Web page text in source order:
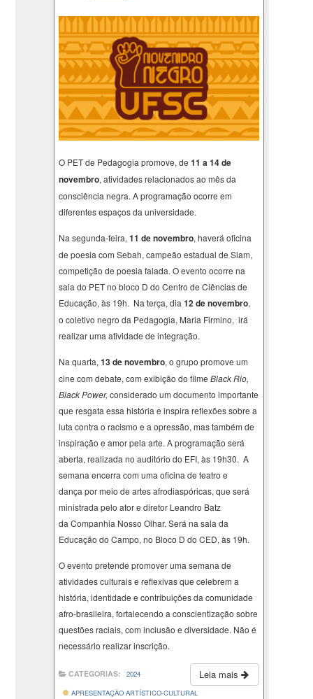
O PET de Pedagogia promove, de11 a 14 de
novembro, atividades relacionados ao mês da
consciência negra. A programação ocorre em
diferentes espaços da universidade.
Na segunda-feira, 11 de novembro, haverá oficina
de poesia com Sebah, campeão estadual de Slam,
competição de poesia falada. O evento ocorre na
sala do PET no bloco D do Centro de Ciências de
Educação, às 19h. Na terça, dia12 de novembro,
o coletivo negro da Pedagogia, Maria Firmino, irá
realizar uma atividade de integração.
Na quarta,13 de novembro, o grupo promove um
cine com debate, com exibição do filmeBlack Rio,
Black Power, considerado um documento importante
que resgata essa história e inspira reflexões sobre a
luta contra o racismo e a opressão, mas também de
inspiração e amor pela arte. A programação será
aberta, realizada no auditório do EFI, às 19h30. A
semana encerra com uma oficina de teatro e
dança por meio de artes afrodiaspóricas, que será
ministrada pelo ator e diretor Leandro Batz
da Companhia Nosso Olhar. Será na sala da
Educação do Campo, no Bloco D do CED, às 19h.
O evento pretende promover uma semana de
atividades culturais e reflexivas que celebrem a
história, identidade e contribuições da comunidade
afro-brasileira, fortalecendo a conscientização sobre
questões raciais, com inclusão e diversidade. Não é
necessário realizar inscrição.
Leia mais
CATEGORIAS:
2024
APRESENTAÇÃO ARTÍSTICO-CULTURAL